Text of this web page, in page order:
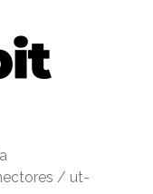
/ ut-